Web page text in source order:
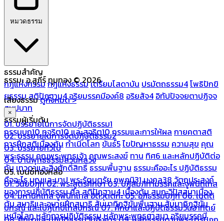
หมวดธรรม
ธรรมสำคัญ
กฎแห่งกรรมกฎแห่งธรรมเตรียมโสดาบัน ปรมัตถธรรม4โพธิปักขิ
ยธรรมสติปัฏฐาน4อริยมรรคมีองค์8 อริยสัจ4 อิทัปปัจจยตาปฏิจจ
สมุปบาท
ธรรมผู้เริ่มต้น
กรรมบถ10 ทุจริต10 และสุจริต10กรรมและการให้ผล กายคตาสติ
การฝึกสติเบื้องต้นกำเนิดโลกขันธ์5ไขปัญหาธรรม ความสุข คุณ
พระธรรมคุณพระพุทธเจ้าคุณพระสงฆ์ ทาน ทิศ6 และหลักปฏิบัติต่อ
กันเทวดาและสิ่งศักดิ์สิทธิ์ธรรมพื้นฐาน ธรรมะคืออะไร ปฏิบัติธรรม
คืออะไรบุญและบาปพระรัตนตรัยภพภูมิ31 มงคล38 วัตถุประสงค์
ของการปฏิบัติธรรมศีลสติปัฏฐาน4 เบื้องต้นสมถะวิปัสสนาเบื้อง
ต้นสมาธิและอุบายฝึกสมาธิสัมมาทิฏฐิขั้นพื้นฐานสัมมาทิฏฐิขั้น
เหนือโลกหลักการปฏิบัติธรรมหลักพระพุทธศาสนาอริยมรรคมี
ธรรมะ อ.สุภีร์ ทุมทอง © 2026
เสียงธรรมดูทั้งหมด >
×
01. บรรยายในการจัดปฏิบัติธรรม1
02. บรรยายในการจัดปฏิบัติธรรม2
03. บรรยายทั่วไป
04. บ้านพุทธธรรมสวนหลวง
05. เบนซ์ทองหล่อ
01. วินัยปิฎก02. พระสูตรศึกษา03. ปฏิสัมภิทามรรคและจูฬนิทเทส
04. มหานิทเทส จูฬนิทเทส อิติวุตตกะ05. อภิธรรมปิฎก06. เนตติ
ปกรณ์ และเปฏโกปเทสปกรณ์07. ศึกษาและปฏิบัติธรรมวันอาทิตย์